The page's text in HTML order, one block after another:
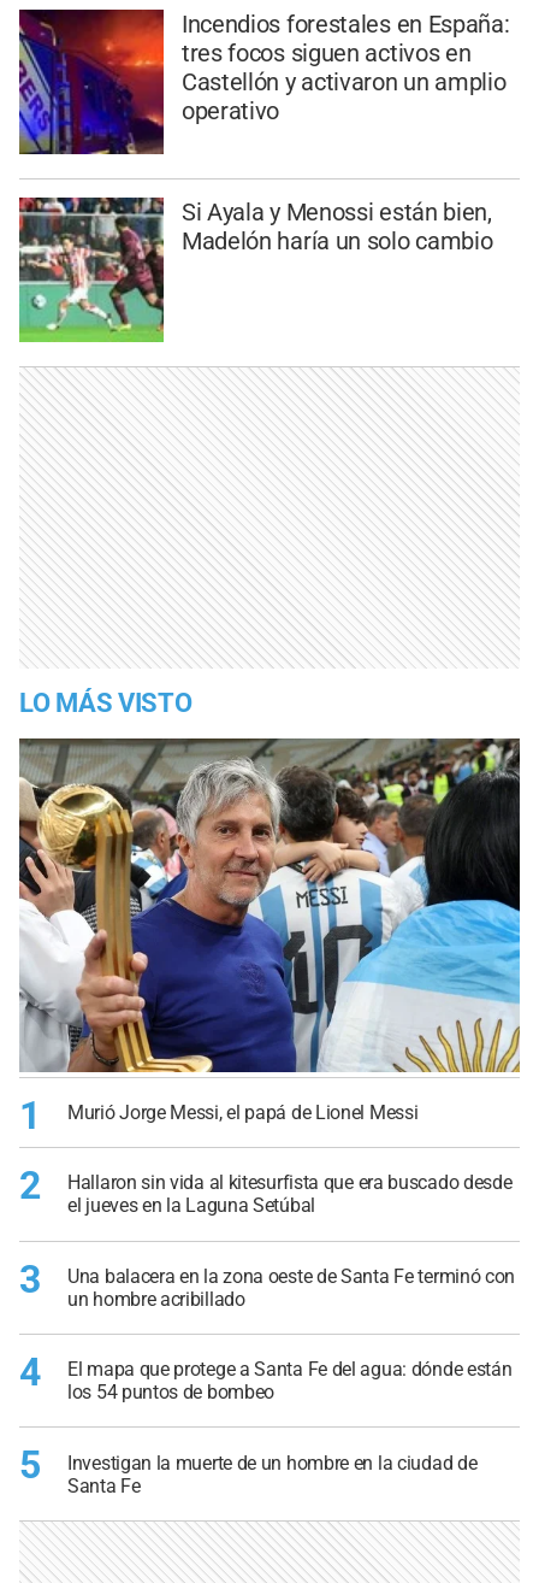
Incendios forestales en España:
tres focos siguen activos en
Castellón y activaron un amplio
operativo
Si Ayala y Menossi están bien,
Madelón haría un solo cambio
LO MÁS VISTO
1 Murió Jorge Messi, el papá de Lionel Messi
2
Hallaron sin vida al kitesurfista que era buscado desde
el jueves en la Laguna Setúbal
3
Una balacera en la zona oeste de Santa Fe terminó con
un hombre acribillado
4
El mapa que protege a Santa Fe del agua: dónde están
los 54 puntos de bombeo
5
Investigan la muerte de un hombre en la ciudad de
Santa Fe